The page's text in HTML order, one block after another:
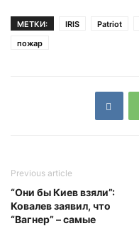
МЕТКИ: IRIS Patriot
пожар
Previous article
“Они бы Киев взяли”:
Ковалев заявил, что
“Вагнер” – самые